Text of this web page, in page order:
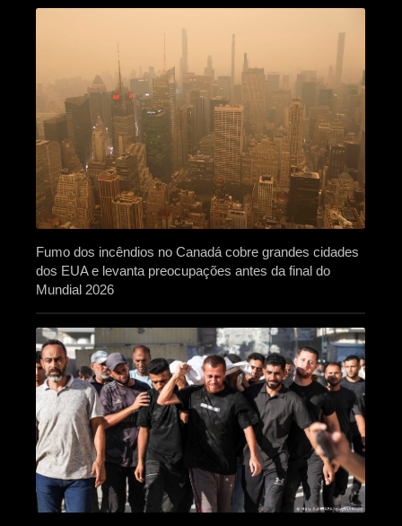
Fumo dos incêndios no Canadá cobre grandes cidades
dos EUA e levanta preocupações antes da final do
Mundial 2026